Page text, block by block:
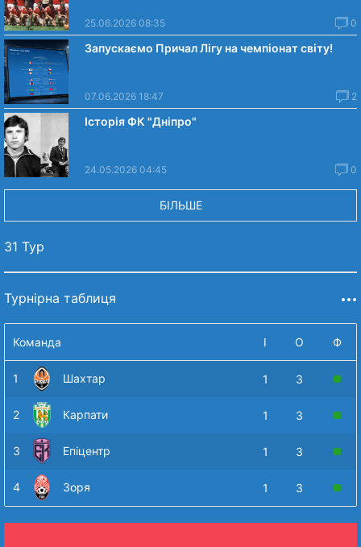
25.06.2026 08:35 0
Запускаємо Причал Лігу на чемпіонат світу!
07.06.2026 18:47 2
Історія ФК "Дніпро"
24.05.2026 04:45 0
БІЛЬШЕ
31 Тур
Турнірна таблиця
Команда І О Ф
1 Шахтар 1 3
2 Карпати 1 3
3 Епіцентр 1 3
4 Зоря 1 3